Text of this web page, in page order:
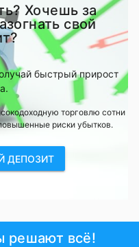
Хочешь за
свой
быстрый прирост
торговлю сотни
риски убытков.
ДЕПОЗИТ
решают всё!